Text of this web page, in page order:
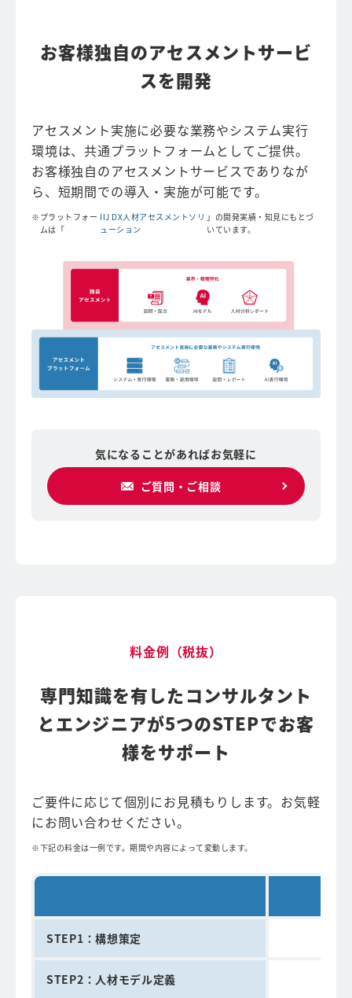
お客様独自のアセスメントサービ
スを開発
アセスメント実施に必要な業務やシステム実行
環境は、共通プラットフォームとしてご提供。
お客様独自のアセスメントサービスでありなが
ら、短期間での導入・実施が可能です。
プラットフォー
ムは「
IIJ DX人材アセスメントソリ
ューション
」の開発実績・知見にもとづ
いています。
気になることがあればお気軽に
ご質問・ご相談
料金例（税抜）
専門知識を有したコンサルタント
とエンジニアが5つのSTEPでお客
様をサポート
ご要件に応じて個別にお見積もりします。お気軽
にお問い合わせください。
下記の料金は一例です。期間や内容によって変動します。
STEP1：構想策定
STEP2：人材モデル定義